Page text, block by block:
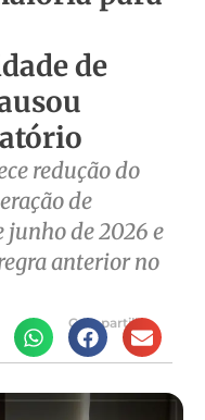
de
redução do
de
junho de 2026 e
anterior no
Compartilhe